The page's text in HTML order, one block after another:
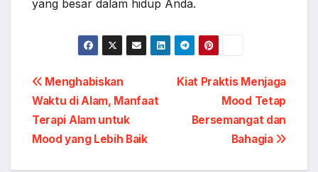
yang besar dalam hidup Anda.
Post
navigation
Kiat Praktis Menjaga
Mood Tetap
Bersemangat dan
Bahagia
Menghabiskan
Waktu di Alam, Manfaat
Terapi Alam untuk
Mood yang Lebih Baik